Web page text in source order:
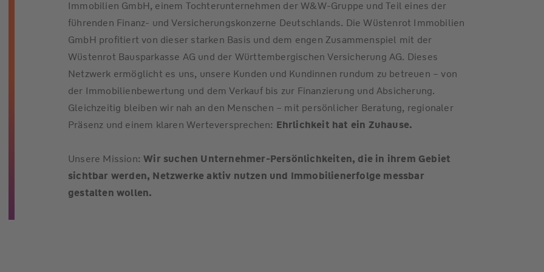
Immobilien GmbH, einem Tochterunternehmen der W&W-Gruppe und Teil eines der
führenden Finanz- und Versicherungskonzerne Deutschlands. Die Wüstenrot Immobilien
GmbH profitiert von dieser starken Basis und dem engen Zusammenspiel mit der
Wüstenrot Bausparkasse AG und der Württembergischen Versicherung AG. Dieses
Netzwerk ermöglicht es uns, unsere Kunden und Kundinnen rundum zu betreuen – von
der Immobilienbewertung und dem Verkauf bis zur Finanzierung und Absicherung.
Gleichzeitig bleiben wir nah an den Menschen – mit persönlicher Beratung, regionaler
Präsenz und einem klaren Werteversprechen: Ehrlichkeit hat ein Zuhause.
Unsere Mission:Wir suchen Unternehmer-Persönlichkeiten, die in ihrem Gebiet
sichtbar werden, Netzwerke aktiv nutzen und Immobilienerfolge messbar
gestalten wollen.